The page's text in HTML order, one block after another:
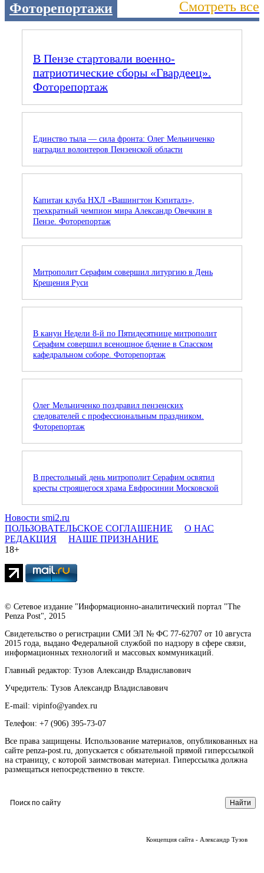
Фоторепортажи Смотреть все
В Пензе стартовали военно-
патриотические сборы «Гвардеец».
Фоторепортаж
Единство тыла — сила фронта: Олег Мельниченко
наградил волонтеров Пензенской области
Капитан клуба НХЛ «Вашингтон Кэпиталз»,
трехкратный чемпион мира Александр Овечкин в
Пензе. Фоторепортаж
Митрополит Серафим совершил литургию в День
Крещения Руси
В канун Недели 8-й по Пятидесятнице митрополит
Серафим совершил всенощное бдение в Спасском
кафедральном соборе. Фоторепортаж
Олег Мельниченко поздравил пензенских
следователей с профессиональным праздником.
Фоторепортаж
В престольный день митрополит Серафим освятил
кресты строящегося храма Евфросинии Московской
Новости smi2.ru
ПОЛЬЗОВАТЕЛЬСКОЕ СОГЛАШЕНИЕ
О НАС
РЕДАКЦИЯ
НАШЕ ПРИЗНАНИЕ
18+
© Сетевое издание "Информационно-аналитический портал "The
Penza Post", 2015
Свидетельство о регистрации СМИ ЭЛ № ФС 77-62707 от 10 августа
2015 года, выдано Федеральной службой по надзору в сфере связи,
информационных технологий и массовых коммуникаций.
Главный редактор: Тузов Александр Владиславович
Учредитель: Тузов Александр Владиславович
E-mail: vipinfo@yandex.ru
Телефон: +7 (906) 395-73-07
Все права защищены. Использование материалов, опубликованных на
сайте penza-post.ru, допускается с обязательной прямой гиперссылкой
на страницу, с которой заимствован материал. Гиперссылка должна
размещаться непосредственно в тексте.
Концепция сайта - Александр Тузов